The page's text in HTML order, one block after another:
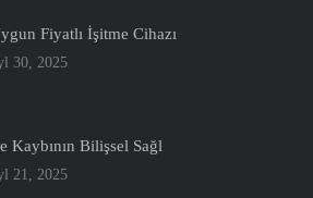
Fiyatlı İşitme Cihazı
30, 2025
Kaybının Bilişsel Sağl
21, 2025